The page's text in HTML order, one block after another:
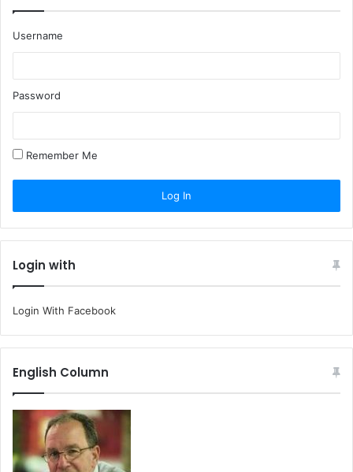
Username
Password
Remember Me
Login with
Login With Facebook
English Column